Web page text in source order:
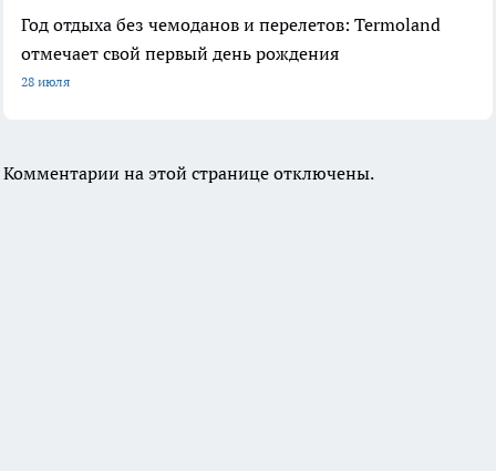
Год отдыха без чемоданов и перелетов: Termoland
отмечает свой первый день рождения
28 июля
Комментарии на этой странице отключены.